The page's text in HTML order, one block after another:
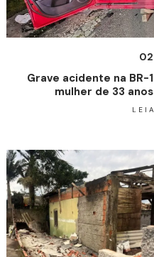
02
Grave acidente na BR-
mulher de 33